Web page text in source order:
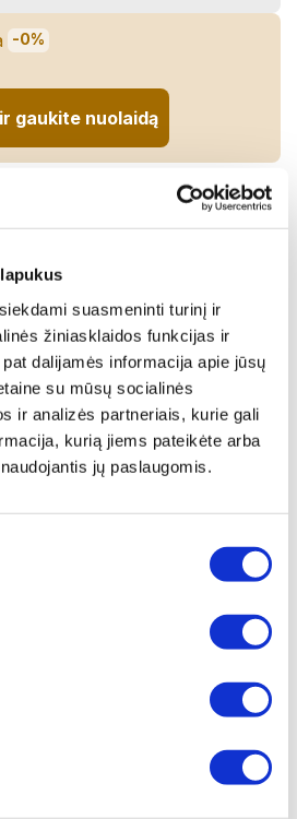
suasmeninti turinį ir
žiniasklaidos funkcijas ir
dalijamės informacija apie jūsų
su mūsų socialinės
ir analizės partneriais, kurie gali
kurią jiems pateikėte arba
jų paslaugomis.
-0%
gaukite nuolaidą
prie radijo bangomis valdomo
ir gaminimo metu
bei veikimo laiką.
KAD:
yra žemesnė arba
temperatūra yra aukštesnė